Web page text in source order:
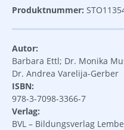
Produktnummer:
Autor:
Barbara Ettl; Dr. Monika
Dr. Andrea Varelija-Gerber
ISBN:
978-3-7098-3366-7
Verlag:
BVL – Bildungsverlag